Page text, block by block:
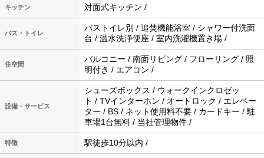
キッチン 対面式キッチン /
バス・トイレ
バストイレ別 / 追焚機能浴室 / シャワー付洗面
台 / 温水洗浄便座 / 室内洗濯機置き場 /
住空間
バルコニー / 南面リビング / フローリング / 照
明付き / エアコン /
設備・サービス
シューズボックス / ウォークインクロゼッ
ト / TVインターホン / オートロック / エレベー
ター / BS / ネット使用料不要 / カードキー / 駐
車場1台無料 / 当社管理物件 /
特徴 駅徒歩10分以内 /